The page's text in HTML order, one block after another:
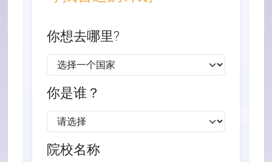
你想去哪里?
你是谁？
院校名称